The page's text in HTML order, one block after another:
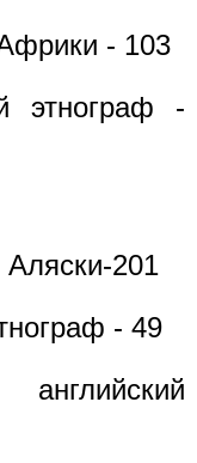
- 103
этнограф -
Аляски-201
- 49